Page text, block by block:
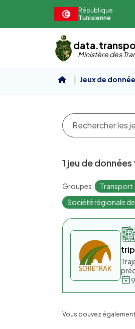
République
Tunisienne
Ministère des
Jeux de
1 jeu de
Groupes: Transport
Société régionale
Vous pouvez